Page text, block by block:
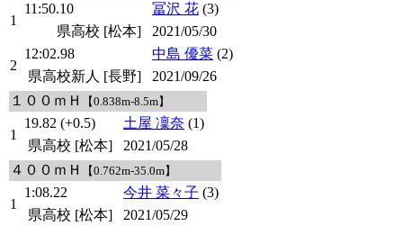
1
11:50.10 冨沢 花 (3)
県高校 [松本]
2021/05/30
2
12:02.98 中島 優菜 (2)
県高校新人 [長野]
2021/09/26
１００ｍＨ
【0.838m-8.5m】
1
19.82 (+0.5) 土屋 凜奈 (1)
県高校 [松本]
2021/05/28
４００ｍＨ
【0.762m-35.0m】
1
1:08.22 今井 菜々子 (3)
県高校 [松本]
2021/05/29